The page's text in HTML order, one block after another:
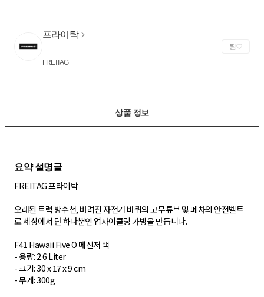
프라이탁
FREITAG
찜
상품 정보
요약 설명글
FREITAG 프라이탁
오래된 트럭 방수천, 버려진 자전거 바퀴의 고무튜브 및 폐차의 안전벨트
로 세상에서 단 하나뿐인 업사이클링 가방을 만듭니다.
F41 Hawaii Five O 메신저 백
- 용량: 2.6 Liter
- 크기: 30 x 17 x 9 cm
- 무게: 300g